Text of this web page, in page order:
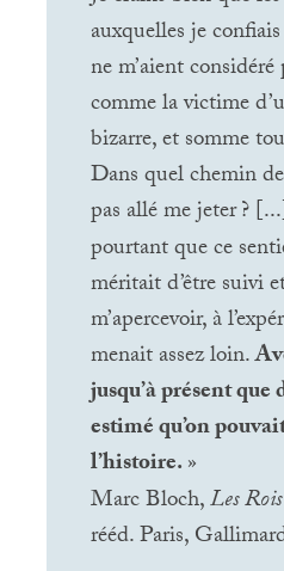
auxquelles je
ne m’aient
comme la victime
bizarre, et somme
Dans quel chemin
pas allé me jeter?
pourtant que ce
méritait d’être suivi
m’apercevoir, à
menait assez loin.
jusqu’à présent que
estimé qu’on
l’histoire.»
Marc Bloch,Les
rééd. Paris,